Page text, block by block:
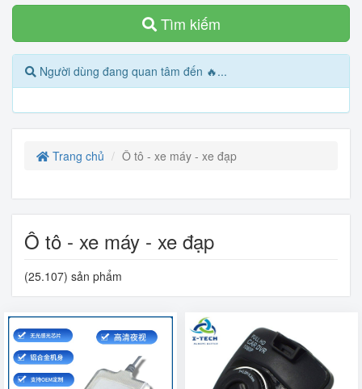
Tìm kiếm
Người dùng đang quan tâm đến 🔥...
Trang chủ Ô tô - xe máy - xe đạp
Ô tô - xe máy - xe đạp
(25.107) sản phẩm